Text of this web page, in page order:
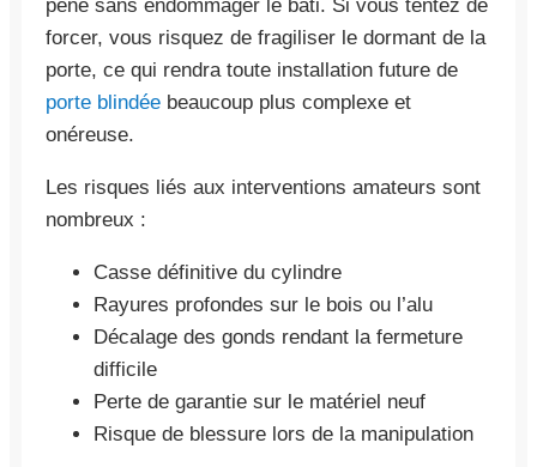
pêne sans endommager le bâti. Si vous tentez de
forcer, vous risquez de fragiliser le dormant de la
porte, ce qui rendra toute installation future de
porte blindée beaucoup plus complexe et
onéreuse.
Les risques liés aux interventions amateurs sont
nombreux :
Casse définitive du cylindre
Rayures profondes sur le bois ou l’alu
Décalage des gonds rendant la fermeture
difficile
Perte de garantie sur le matériel neuf
Risque de blessure lors de la manipulation